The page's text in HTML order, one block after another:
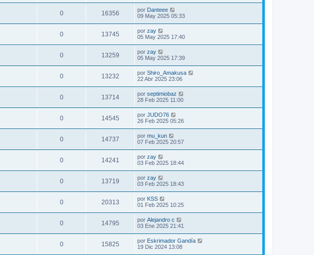
0 16356 por Danteee
09 May 2025 05:33
0 13745 por zay
05 May 2025 17:40
0 13259 por zay
05 May 2025 17:39
0 13232 por Shiro_Amakusa
22 Abr 2025 23:06
0 13714 por septimiobaz
28 Feb 2025 11:00
0 14545 por JUDO76
26 Feb 2025 05:26
0 14737 por mu_kun
07 Feb 2025 20:57
0 14241 por zay
03 Feb 2025 18:44
0 13719 por zay
03 Feb 2025 18:43
0 20313 por KSS
01 Feb 2025 10:25
0 14795 por Alejandro c
03 Ene 2025 21:41
0 15825 por Eskrimador Gandía
19 Dic 2024 13:08